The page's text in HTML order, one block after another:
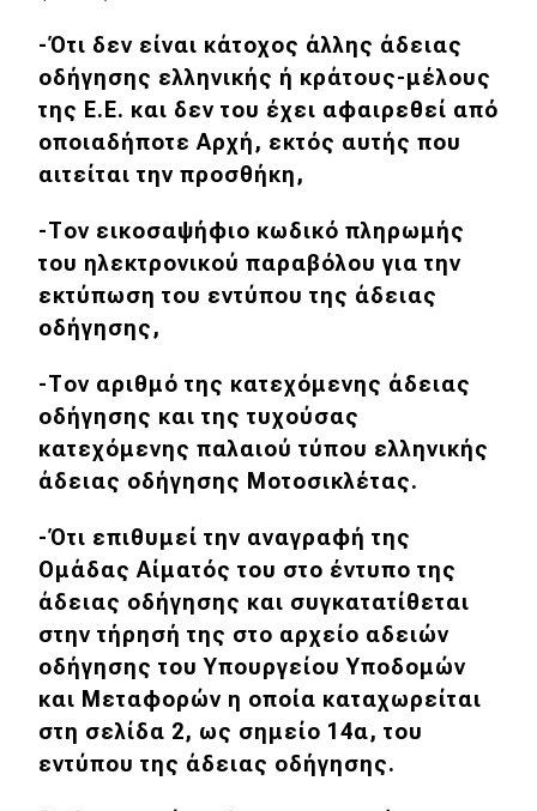
-Ότι δεν είναι κάτοχος άλλης άδειας
οδήγησης ελληνικής ή κράτους-μέλους
της Ε.Ε. και δεν του έχει αφαιρεθεί από
οποιαδήποτε Αρχή, εκτός αυτής που
αιτείται την προσθήκη,
-Τον εικοσαψήφιο κωδικό πληρωμής
του ηλεκτρονικού παραβόλου για την
εκτύπωση του εντύπου της άδειας
οδήγησης,
-Τον αριθμό της κατεχόμενης άδειας
οδήγησης και της τυχούσας
κατεχόμενης παλαιού τύπου ελληνικής
άδειας οδήγησης Μοτοσικλέτας.
-Ότι επιθυμεί την αναγραφή της
Ομάδας Αίματός του στο έντυπο της
άδειας οδήγησης και συγκατατίθεται
στην τήρησή της στο αρχείο αδειών
οδήγησης του Υπουργείου Υποδομών
και Μεταφορών η οποία καταχωρείται
στη σελίδα 2, ως σημείο 14α, του
εντύπου της άδειας οδήγησης.